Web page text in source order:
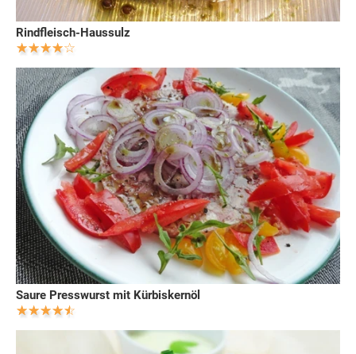
Rindfleisch-Haussulz
Saure Presswurst mit Kürbiskernöl